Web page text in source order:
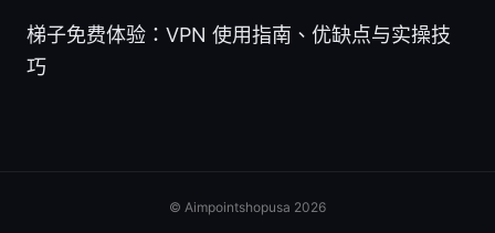
梯子免费体验：VPN 使用指南、优缺点与实操技
巧
© Aimpointshopusa 2026